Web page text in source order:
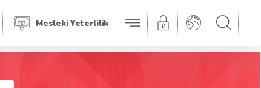
Mesleki Yeterlilik